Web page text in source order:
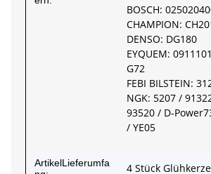
BOSCH:
CHAMPION:
DENSO: DG180
EYQUEM:
G72
FEBI BILSTEIN:
NGK: 5207 /
93520 / D-
/ YE05
ArtikelLieferumfa
4 Stück